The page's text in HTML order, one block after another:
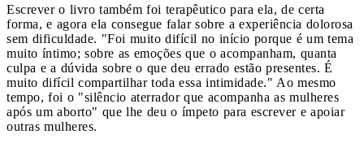
Escrever o livro também foi terapêutico para ela, de certa
forma, e agora ela consegue falar sobre a experiência dolorosa
sem dificuldade. "Foi muito difícil no início porque é um tema
muito íntimo; sobre as emoções que o acompanham, quanta
culpa e a dúvida sobre o que deu errado estão presentes. É
muito difícil compartilhar toda essa intimidade." Ao mesmo
tempo, foi o "silêncio aterrador que acompanha as mulheres
após um aborto" que lhe deu o ímpeto para escrever e apoiar
outras mulheres.